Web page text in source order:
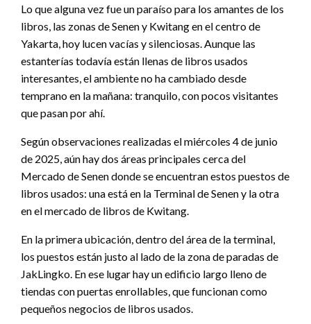
Lo que alguna vez fue un paraíso para los amantes de los
libros, las zonas de Senen y Kwitang en el centro de
Yakarta, hoy lucen vacías y silenciosas. Aunque las
estanterías todavía están llenas de libros usados
interesantes, el ambiente no ha cambiado desde
temprano en la mañana: tranquilo, con pocos visitantes
que pasan por ahí.
Según observaciones realizadas el miércoles 4 de junio
de 2025, aún hay dos áreas principales cerca del
Mercado de Senen donde se encuentran estos puestos de
libros usados: una está en la Terminal de Senen y la otra
en el mercado de libros de Kwitang.
En la primera ubicación, dentro del área de la terminal,
los puestos están justo al lado de la zona de paradas de
JakLingko. En ese lugar hay un edificio largo lleno de
tiendas con puertas enrollables, que funcionan como
pequeños negocios de libros usados.